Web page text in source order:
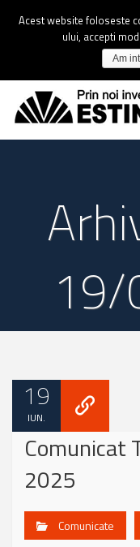
19
IUN.
Comunicat
2025
Comunicate
Acest website foloseste
ului, accepti
Am